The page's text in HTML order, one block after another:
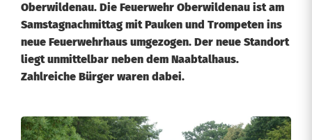
Oberwildenau. Die Feuerwehr Oberwildenau ist am
Samstagnachmittag mit Pauken und Trompeten ins
neue Feuerwehrhaus umgezogen. Der neue Standort
liegt unmittelbar neben dem Naabtalhaus.
Zahlreiche Bürger waren dabei.
O